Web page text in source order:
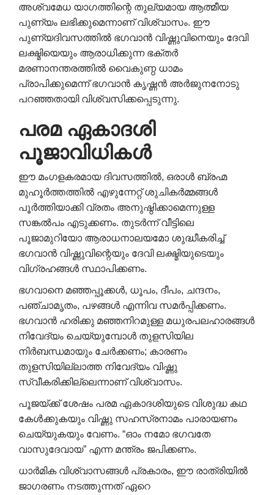
അശ്വമേധ യാഗത്തിന്റെ തുല്യമായ ആത്മീയ
പുണ്യം ലഭിക്കുമെന്നാണ് വിശ്വാസം. ഈ
പുണ്യദിവസത്തിൽ ഭഗവാൻ വിഷ്ണുവിനെയും ദേവി
ലക്ഷ്മിയെയും ആരാധിക്കുന്ന ഭക്തർ
മരണാനന്തരത്തിൽ വൈകുണ്ഠ ധാമം
പ്രാപിക്കുമെന്ന് ഭഗവാൻ കൃഷ്ണൻ അർജുനനോടു
പറഞ്ഞതായി വിശ്വസിക്കപ്പെടുന്നു.
പരമ ഏകാദശി
പൂജാവിധികൾ
ഈ മംഗളകരമായ ദിവസത്തിൽ, ഒരാൾ ബ്രഹ്മ
മുഹൂർത്തത്തിൽ എഴുന്നേറ്റ് ശുചികർമ്മങ്ങൾ
പൂർത്തിയാക്കി വ്രതം അനുഷ്ഠിക്കാമെന്നുള്ള
സങ്കൽപം എടുക്കണം. തുടർന്ന് വീട്ടിലെ
പൂജാമുറിയോ ആരാധനാലയമോ ശുദ്ധീകരിച്ച്
ഭഗവാൻ വിഷ്ണുവിന്റെയും ദേവി ലക്ഷ്മിയുടെയും
വിഗ്രഹങ്ങൾ സ്ഥാപിക്കണം.
ഭഗവാനെ മഞ്ഞപ്പൂക്കൾ, ധൂപം, ദീപം, ചന്ദനം,
പഞ്ചാമൃതം, പഴങ്ങൾ എന്നിവ സമർപ്പിക്കണം.
ഭഗവാൻ ഹരിക്കു മഞ്ഞനിറമുള്ള മധുരപലഹാരങ്ങൾ
നിവേദ്യം ചെയ്യുമ്പോൾ തുളസിയില
നിർബന്ധമായും ചേർക്കണം; കാരണം
തുളസിയില്ലാത്ത നിവേദ്യം വിഷ്ണു
സ്വീകരിക്കില്ലെന്നാണ് വിശ്വാസം.
പൂജയ്ക്ക് ശേഷം പരമ ഏകാദശിയുടെ വിശുദ്ധ കഥ
കേൾക്കുകയും വിഷ്ണു സഹസ്രനാമം പാരായണം
ചെയ്യുകയും വേണം. “ഓം നമോ ഭഗവതേ
വാസുദേവായ” എന്ന മന്ത്രം ജപിക്കണം.
ധാർമിക വിശ്വാസങ്ങൾ പ്രകാരം, ഈ രാത്രിയിൽ
ജാഗരണം നടത്തുന്നത് ഏറെ